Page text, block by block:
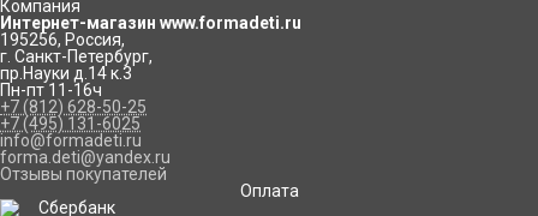
Компания
Интернет-магазин www.formadeti.ru
195256, Россия,
г. Санкт-Петербург,
пр.Науки д.14 к.3
Пн-пт 11-16ч
+7 (812) 628-50-25
+7 (495) 131-6025
info@formadeti.ru
forma.deti@yandex.ru
Отзывы покупателей
Оплата